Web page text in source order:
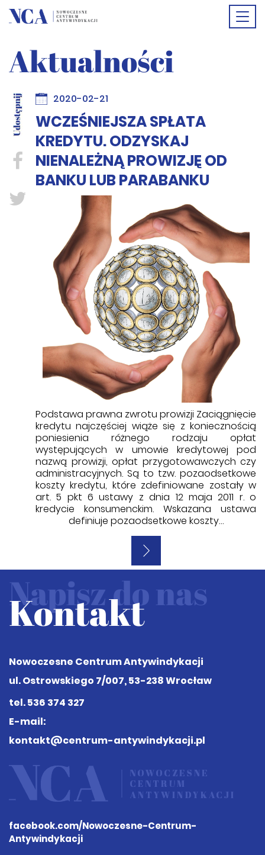
Aktualności
2020-02-21
WCZEŚNIEJSZA SPŁATA
KREDYTU. ODZYSKAJ
NIENALEŻNĄ PROWIZJĘ OD
BANKU LUB PARABANKU
Podstawa prawna zwrotu prowizji Zaciągnięcie
kredytu najczęściej wiąże się z koniecznością
poniesienia różnego rodzaju opłat
występujących w umowie kredytowej pod
nazwą prowizji, opłat przygotowawczych czy
administracyjnych. Są to tzw. pozaodsetkowe
koszty kredytu, które zdefiniowane zostały w
art. 5 pkt 6 ustawy z dnia 12 maja 2011 r. o
kredycie konsumenckim. Wskazana ustawa
definiuje pozaodsetkowe koszty…
Napisz do nas
Kontakt
Nowoczesne Centrum Antywindykacji
ul. Ostrowskiego 7/007, 53-238 Wrocław
tel.536 374 327
E-mail:
kontakt@centrum-antywindykacji.pl
facebook.com/Nowoczesne-Centrum-
Antywindykacji